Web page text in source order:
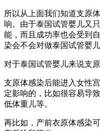
所以从上面我们知道支原
响。由于泰国试管婴儿又
能，而且成功率也会受到
染会不会对做泰国试管婴
对于泰国试管婴儿来说支
支原体感染后能进入女性
定影响的，比如很容易导
低体重儿等。
再比如，产前衣原体感染